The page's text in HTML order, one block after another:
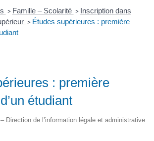
> Famille – Scolarité > Inscription dans
> Études supérieures : première
: première
étudiant
Direction de l’information légale et administrative